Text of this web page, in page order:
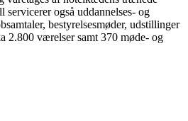
også uddannelses- og
bestyrelsesmøder, udstillinger
2.800 værelser samt 370 møde- og